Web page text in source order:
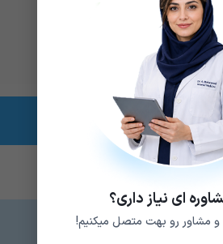
مناسب دریافت می کنین.
ای نیاز داری؟
مشاور رو بهت متصل میکنیم!